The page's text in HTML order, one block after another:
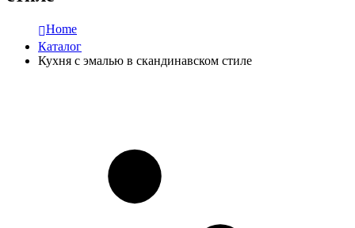
Home
Каталог
Кухня с эмалью в скандинавском стиле